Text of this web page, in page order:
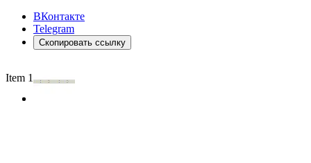
ВКонтакте
Telegram
Скопировать ссылку
Item 1 of 2